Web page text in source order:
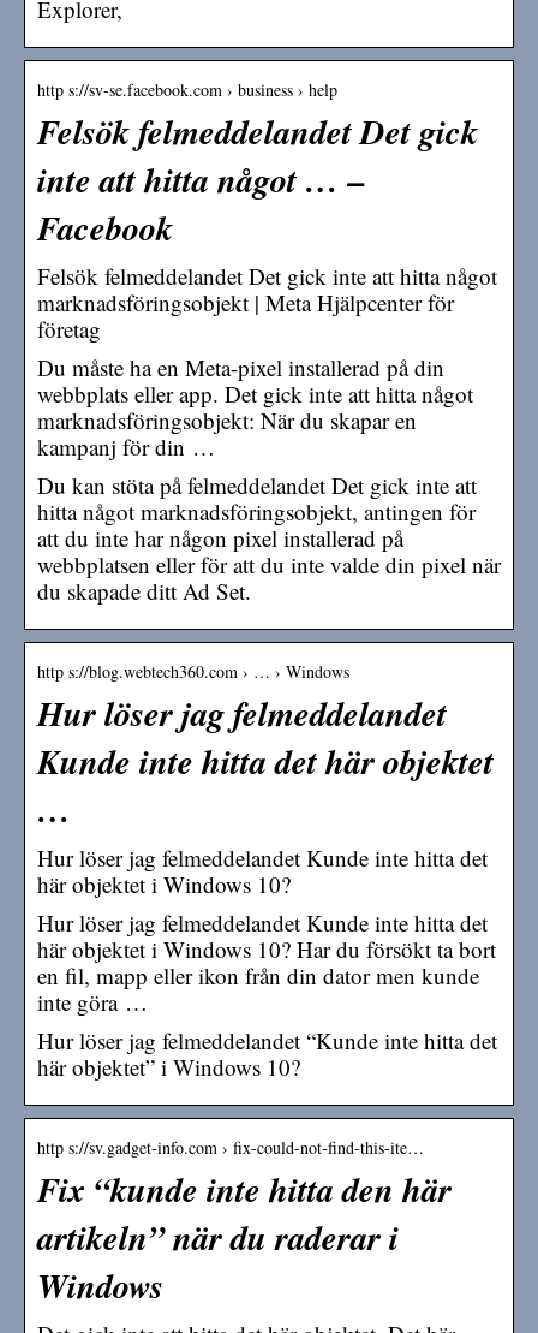
Explorer,
http s://sv-se.facebook.com › business › help
Felsök felmeddelandet Det gick
inte att hitta något … –
Facebook
Felsök felmeddelandet Det gick inte att hitta något
marknadsföringsobjekt | Meta Hjälpcenter för
företag
Du måste ha en Meta-pixel installerad på din
webbplats eller app. Det gick inte att hitta något
marknadsföringsobjekt: När du skapar en
kampanj för din …
Du kan stöta på felmeddelandet Det gick inte att
hitta något marknadsföringsobjekt, antingen för
att du inte har någon pixel installerad på
webbplatsen eller för att du inte valde din pixel när
du skapade ditt Ad Set.
http s://blog.webtech360.com › … › Windows
Hur löser jag felmeddelandet
Kunde inte hitta det här objektet
…
Hur löser jag felmeddelandet Kunde inte hitta det
här objektet i Windows 10?
Hur löser jag felmeddelandet Kunde inte hitta det
här objektet i Windows 10? Har du försökt ta bort
en fil, mapp eller ikon från din dator men kunde
inte göra …
Hur löser jag felmeddelandet “Kunde inte hitta det
här objektet” i Windows 10?
http s://sv.gadget-info.com › fix-could-not-find-this-ite…
Fix “kunde inte hitta den här
artikeln” när du raderar i
Windows